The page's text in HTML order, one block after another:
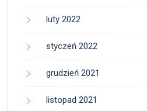
luty 2022
styczeń 2022
grudzień 2021
listopad 2021